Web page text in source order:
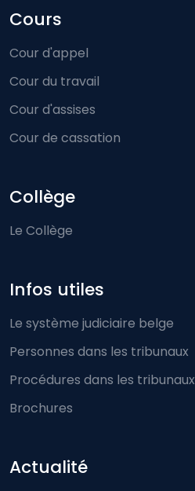
Cours
Cour d'appel
Cour du travail
Cour d'assises
Cour de cassation
Collège
Le Collège
Infos utiles
Le système judiciaire belge
Personnes dans les tribunaux
Procédures dans les tribunaux
Brochures
Actualité